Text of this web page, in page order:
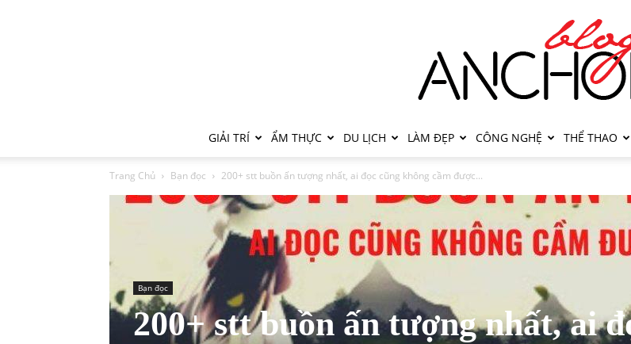
GIẢI TRÍ ẨM THỰC DU LỊCH LÀM ĐẸP CÔNG NGHỆ THỂ THAO
Trang Chủ Bạn đọc 200+ stt buồn ấn tượng nhất, ai đọc cũng không cầm được...
Bạn đọc
200+ stt buồn ấn tượng nhất, ai